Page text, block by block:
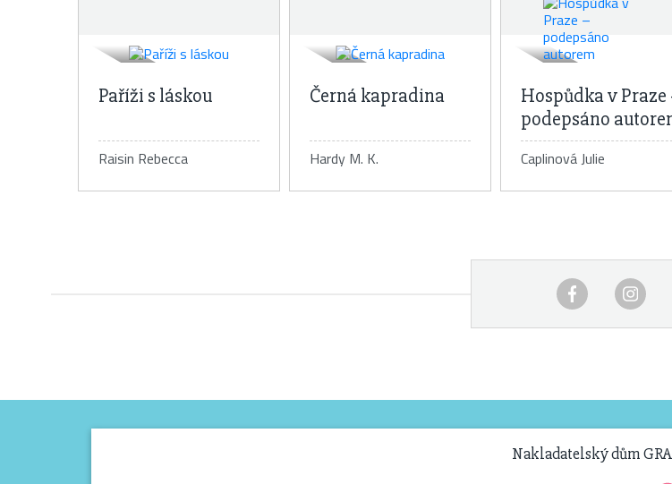
Paříži s láskou
Raisin Rebecca
Detail knihy
Černá kapradina
Hardy M. K.Detail knihy
Hospůdka v Praze
podepsáno
Caplinová JulieDetail knihy
Nakladatelský dům